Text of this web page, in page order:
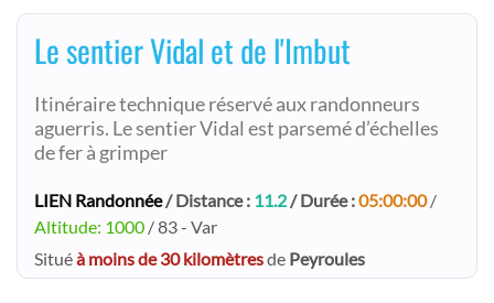
Le sentier Vidal et de l'Imbut
Itinéraire technique réservé aux randonneurs
aguerris. Le sentier Vidal est parsemé d’échelles
de fer à grimper
LIEN Randonnée/ Distance : 11.2/ Durée :05:00:00/
Altitude: 1000 / 83 - Var
Situéà moins de 30 kilomètresde Peyroules